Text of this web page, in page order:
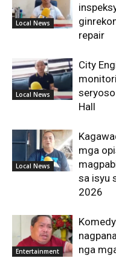
Local News
repair
Local News
City
Hall
Local News
mga
sa isyu
2026
Entertainment
nga